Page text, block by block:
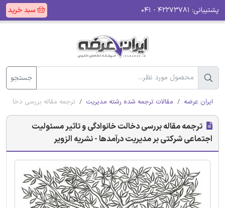
پشتیبانی: سبد خرید
جستجو
ایران عرضه مقالات ترجمه شده رشته مدیریت ترجمه مقاله بررسی دخالت
ترجمه مقاله بررسی دخالت خانوادگی و تاثیر مسئولیت
اجتماعی شرکتی بر مدیریت درآمدها - نشریه الزویر